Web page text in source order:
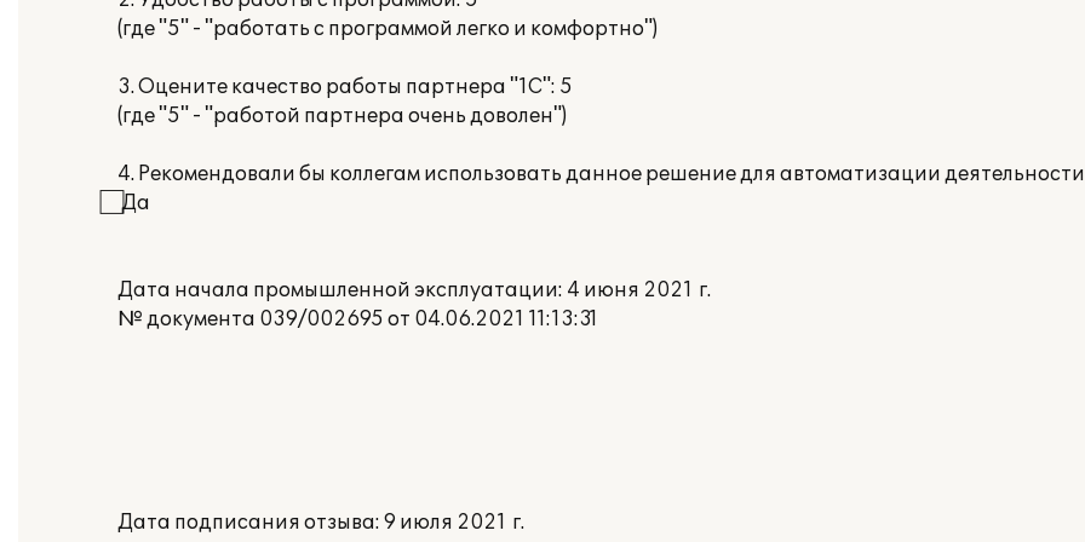
(где "5" - "работать с программой легко и комфортно")
3. Оцените качество работы партнера "1С": 5
(где "5" - "работой партнера очень доволен")
4. Рекомендовали бы коллегам использовать данное решение для автоматизации
⃞ Да
Дата начала промышленной эксплуатации: 4 июня 2021 г.
№ документа 039/002695 от 04.06.2021 11:13:31
Дата подписания отзыва: 9 июля 2021 г.